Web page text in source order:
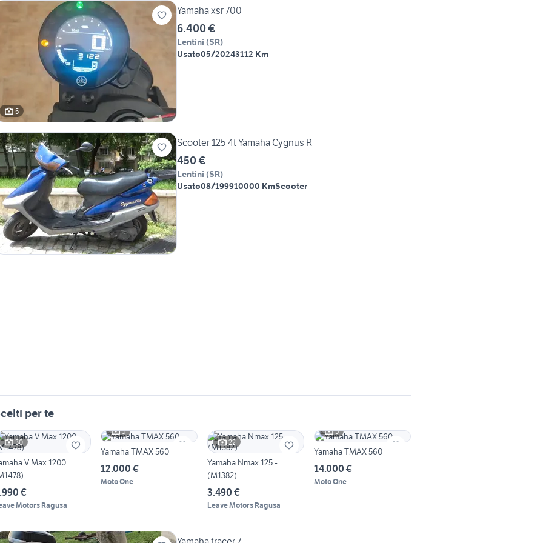
5
Yamaha xsr 700
6.400 €
Lentini (SR)
Usato05/20243112 Km
Scooter 125 4t Yamaha Cygnus R
450 €
Lentini (SR)
Usato08/199910000 KmScooter
per te
30
V Max 1200
€
Motors Ragusa
5
Yamaha TMAX 560
12.000 €
Moto One
22
Yamaha Nmax 125 -
(M1382)
3.490 €
Leave Motors Ragusa
5
Yamaha TMAX 560
14.000 €
Moto One